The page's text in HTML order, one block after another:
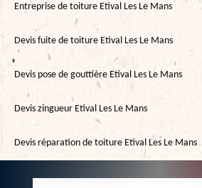
Entreprise de toiture Etival Les Le Mans
Devis fuite de toiture Etival Les Le Mans
Devis pose de gouttière Etival Les Le Mans
Devis zingueur Etival Les Le Mans
Devis réparation de toiture Etival Les Le Mans